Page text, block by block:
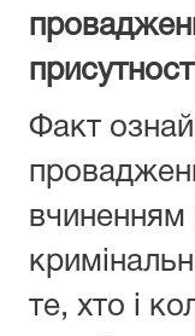
Факт
вчиненням
те, хто і